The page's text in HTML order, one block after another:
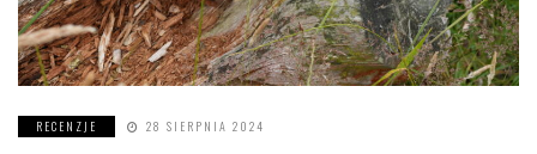
RECENZJE 28 SIERPNIA 2024